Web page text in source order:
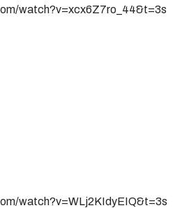
watch?v=xcx6Z7ro_44&t=3s
watch?v=WLj2KIdyEIQ&t=3s